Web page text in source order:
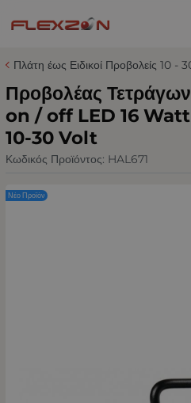
Πλάτη έως Ειδικοί Προβολείς 10 -
Προβολέας
on / off LED 16 Watt
10-30 Volt
Κωδικός Προϊόντος: HAL671
Νέο Προϊόν